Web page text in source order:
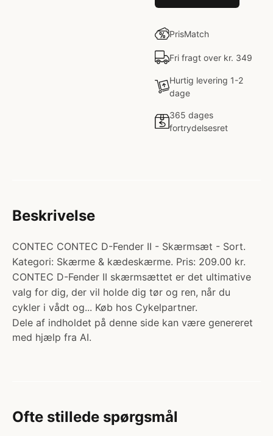
PrisMatch
Fri fragt over kr. 349
Hurtig levering 1-2
dage
365 dages
fortrydelsesret
Beskrivelse
CONTEC CONTEC D-Fender II - Skærmsæt - Sort.
Kategori: Skærme & kædeskærme. Pris: 209.00 kr.
CONTEC D-Fender II skærmsættet er det ultimative
valg for dig, der vil holde dig tør og ren, når du
cykler i vådt og... Køb hos Cykelpartner.
Dele af indholdet på denne side kan være genereret
med hjælp fra AI.
Ofte stillede spørgsmål